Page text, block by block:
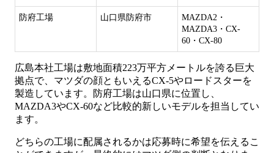
防府工場 山口県防府市
MAZDA2・
MAZDA3・CX-
60・CX-80
広島本社工場は敷地面積223万平方メートルを誇る巨大
拠点で、マツダの顔ともいえるCX-5やロードスターを
製造しています。防府工場は山口県に位置し、
MAZDA3やCX-60など比較的新しいモデルを担当してい
ます。
どちらの工場に配属されるかは応募時に希望を伝えるこ